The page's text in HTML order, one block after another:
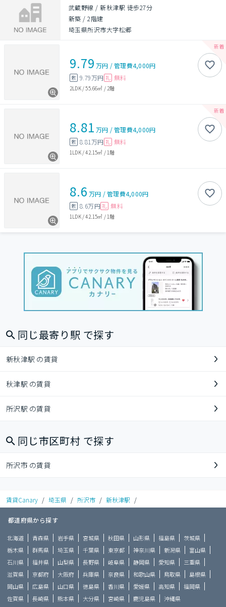
武蔵野線 / 新秋津駅 徒歩27分
新築 /2階建
埼玉県所沢市大字松郷
9.79 万円 /管理費4,000円
敷 9.79万円 礼 無料
2LDK/55.66㎡ / 2階
8.81 万円 /管理費4,000円
敷 8.81万円 礼 無料
1LDK/42.15㎡ / 1階
8.6 万円 /管理費4,000円
敷 8.6万円 礼 無料
1LDK/42.15㎡ / 1階
同じ最寄り駅 で探す
新秋津駅 の賃貸
秋津駅 の賃貸
所沢駅 の賃貸
同じ市区町村 で探す
所沢市 の賃貸
賃貸Canary / 埼玉県 / 所沢市 / 新秋津駅 /
都道府県から探す
北海道 青森県 岩手県 宮城県 秋田県 山形県 福島県
茨城県
栃木県
群馬県 埼玉県 千葉県 東京都 神奈川県 新潟県
富山県
石川県
福井県 山梨県 長野県 岐阜県 静岡県 愛知県
三重県
滋賀県
京都府 大阪府 兵庫県 奈良県 和歌山県 鳥取県
島根県
岡山県
広島県 山口県 徳島県 香川県 愛媛県 高知県
福岡県
佐賀県
長崎県 熊本県 大分県 宮崎県 鹿児島県 沖縄県